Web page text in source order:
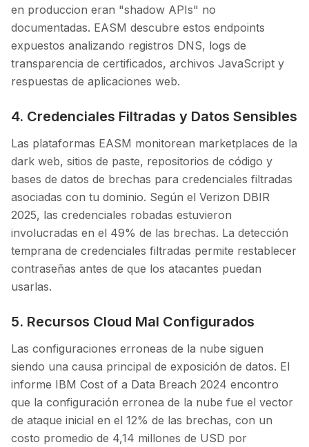
en produccion eran "shadow APIs" no
documentadas. EASM descubre estos endpoints
expuestos analizando registros DNS, logs de
transparencia de certificados, archivos JavaScript y
respuestas de aplicaciones web.
4. Credenciales Filtradas y Datos Sensibles
Las plataformas EASM monitorean marketplaces de la
dark web, sitios de paste, repositorios de código y
bases de datos de brechas para credenciales filtradas
asociadas con tu dominio. Según el Verizon DBIR
2025, las credenciales robadas estuvieron
involucradas en el 49% de las brechas. La detección
temprana de credenciales filtradas permite restablecer
contraseñas antes de que los atacantes puedan
usarlas.
5. Recursos Cloud Mal Configurados
Las configuraciones erroneas de la nube siguen
siendo una causa principal de exposición de datos. El
informe IBM Cost of a Data Breach 2024 encontro
que la configuración erronea de la nube fue el vector
de ataque inicial en el 12% de las brechas, con un
costo promedio de 4,14 millones de USD por